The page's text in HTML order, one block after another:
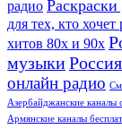
радио
для тех, кто хочет
хитов 80х и 90х
музыки
онлайн радио
Азербайджанские каналы
Армянские каналы